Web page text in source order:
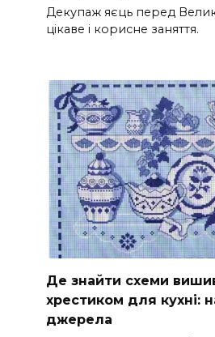
Декупаж яєць перед
цікаве і корисне заняття.
Де знайти схеми
хрестиком для кухні:
джерела